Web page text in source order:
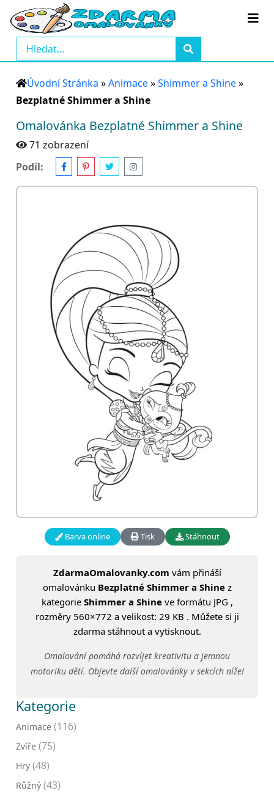
Úvodní Stránka »Animace»Shimmer a Shine»
Bezplatné Shimmer a Shine
Omalovánka Bezplatné Shimmer a Shine
71 zobrazení
Podíl:
Barva online Tisk Stáhnout
ZdarmaOmalovanky.com vám přináší
omalovánku Bezplatné Shimmer a Shinez
kategorie Shimmer a Shineve formátu JPG ,
rozměry 560×772 a velikost: 29 KB . Můžete si ji
zdarma stáhnout a vytisknout.
Omalování pomáhá rozvíjet kreativitu a jemnou
motoriku dětí. Objevte další omalovánky v sekcích níže!
Kategorie
Animace (116)
Zvíře (75)
Hry (48)
Růžný (43)